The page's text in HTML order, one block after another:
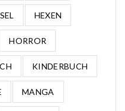
HEXEN
HORROR
KINDERBUCH
MANGA